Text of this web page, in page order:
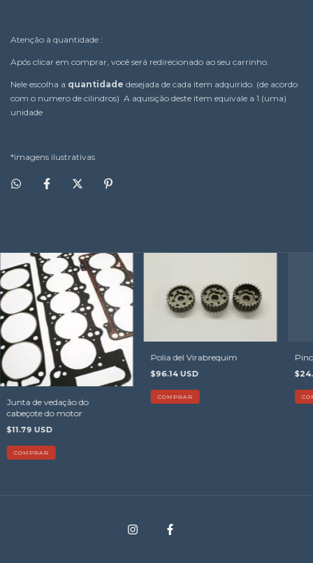
Atenção à quantidade :
Após clicar em comprar, você será redirecionado ao seu carrinho.
Nele escolha a quantidade desejada de cada item adquirido. (de acordo
com o numero de cilindros) A aquisição deste item equivale a 1 (uma)
unidade
*imagens ilustrativas
Junta de vedação do
cabeçote do motor
$11.79 USD
COMPRAR
Polia del Virabrequim
$96.14 USD
COMPRAR